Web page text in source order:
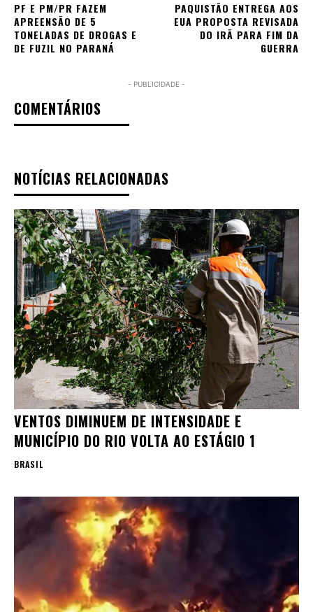
PF E PM/PR FAZEM
APREENSÃO DE 5
TONELADAS DE DROGAS E
DE FUZIL NO PARANÁ
PAQUISTÃO ENTREGA AOS
EUA PROPOSTA REVISADA
DO IRÃ PARA FIM DA
GUERRA
- PUBLICIDADE -
COMENTÁRIOS
NOTÍCIAS RELACIONADAS
VENTOS DIMINUEM DE INTENSIDADE E
MUNICÍPIO DO RIO VOLTA AO ESTÁGIO 1
BRASIL